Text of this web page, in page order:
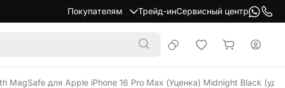
Покупателям Трейд-инСервисный центр
MagSafe для Apple iPhone 16 Pro Max (Уценка) Midnight Black